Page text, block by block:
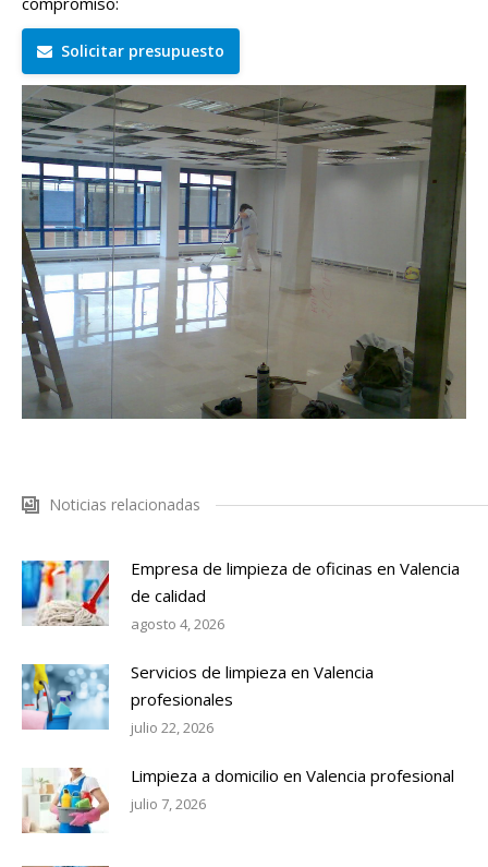
Solicitar presupuesto
Noticias relacionadas
Empresa de limpieza de oficinas en Valencia
de calidad
agosto 4, 2026
Servicios de limpieza en Valencia
profesionales
julio 22, 2026
Limpieza a domicilio en Valencia profesional
julio 7, 2026